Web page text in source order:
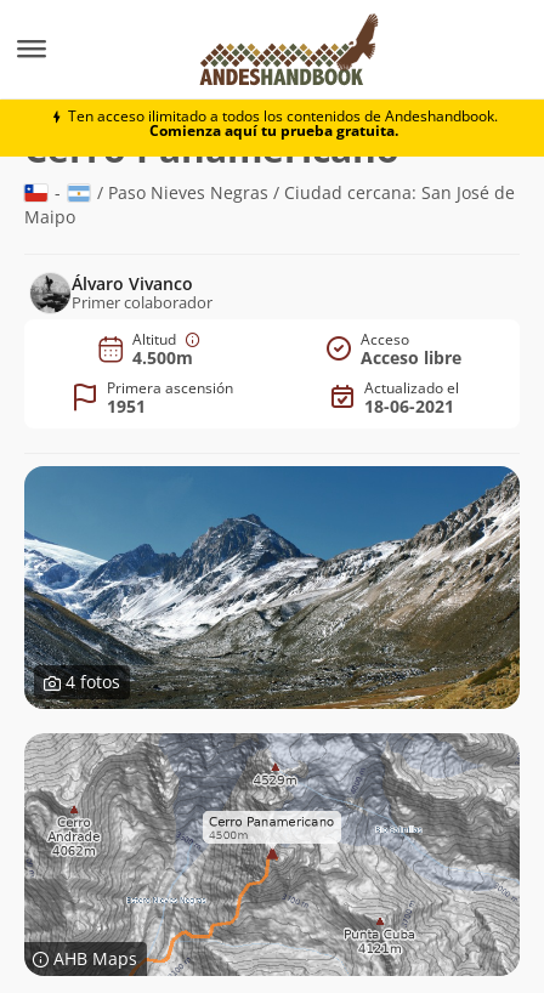
Ten acceso ilimitado a todos los contenidos de Andeshandbook.
Comienza aquí tu prueba gratuita.
Cerro Panamericano
Cerro Panamericano
-
/ Paso Nieves Negras / Ciudad cercana: San José de
Maipo
Álvaro Vivanco
Primer colaborador
Altitud
4.500m
Acceso
Acceso libre
Primera ascensión
1951
Actualizado el
18-06-2021
4 fotos
AHB Maps